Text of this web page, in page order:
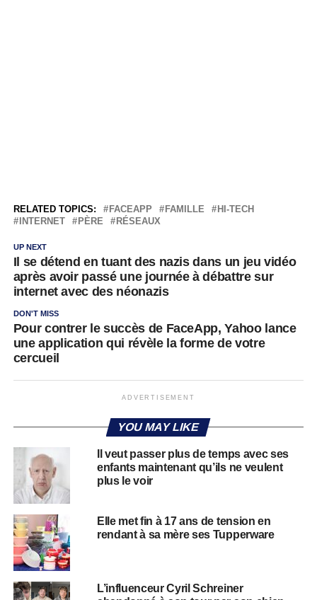
RELATED TOPICS: FACEAPP FAMILLE
HI-TECH
INTERNET
PÈRE RÉSEAUX
UP NEXT
Il se détend en tuant des nazis dans un jeu vidéo
après avoir passé une journée à débattre sur
internet avec des néonazis
DON'T MISS
Pour contrer le succès de FaceApp, Yahoo lance
une application qui révèle la forme de votre
cercueil
ADVERTISEMENT
YOU MAY LIKE
Il veut passer plus de temps avec ses
enfants maintenant qu’ils ne veulent
plus le voir
Elle met fin à 17 ans de tension en
rendant à sa mère ses Tupperware
L’influenceur Cyril Schreiner